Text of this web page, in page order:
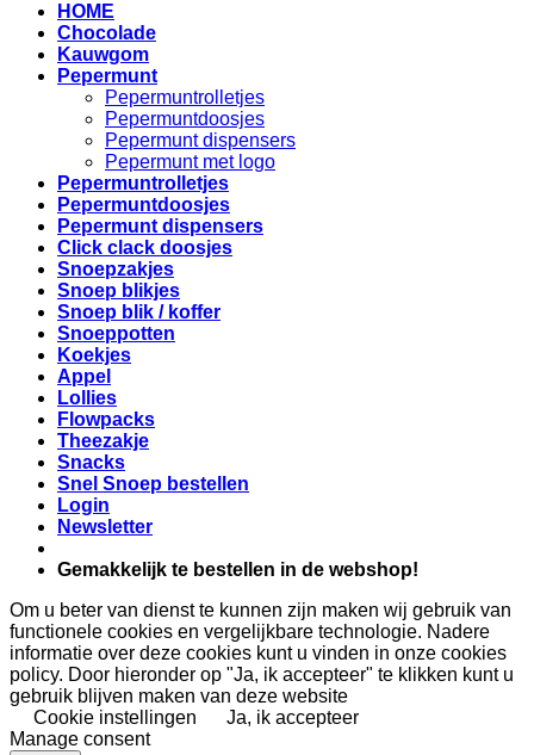
HOME
Chocolade
Kauwgom
Pepermunt
Pepermuntrolletjes
Pepermuntdoosjes
Pepermunt dispensers
Pepermunt met logo
Pepermuntrolletjes
Pepermuntdoosjes
Pepermunt dispensers
Click clack doosjes
Snoepzakjes
Snoep blikjes
Snoep blik / koffer
Snoeppotten
Koekjes
Appel
Lollies
Flowpacks
Theezakje
Snacks
Snel Snoep bestellen
Login
Newsletter
Gemakkelijk te bestellen in de webshop!
Om u beter van dienst te kunnen zijn maken wij gebruik van
functionele cookies en vergelijkbare technologie. Nadere
informatie over deze cookies kunt u vinden in onze cookies
policy. Door hieronder op "Ja, ik accepteer" te klikken kunt u
gebruik blijven maken van deze website
Cookie instellingen
Ja, ik accepteer
Manage consent